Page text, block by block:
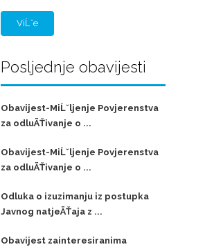
ViĹˇe
Posljednje obavijesti
Obavijest-MiĹˇljenje Povjerenstva
za odluÄŤivanje o ...
Obavijest-MiĹˇljenje Povjerenstva
za odluÄŤivanje o ...
Odluka o izuzimanju iz postupka
Javnog natjeÄŤaja z ...
Obavijest zainteresiranima